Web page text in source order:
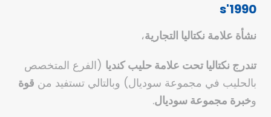
1990's
نشأة علامة نكتاليا التجارية،
تندرج نكتاليا تحت علامة حليب كنديا (الفرع المتخصص
بالحليب في مجموعة سوديال) وبالتالي تستفيد من قوة
وخبرة مجموعة سوديال.